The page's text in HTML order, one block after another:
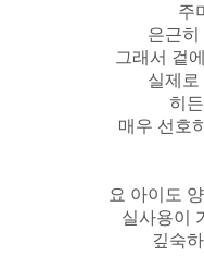
주
은근히
그래서 겉
실제로
히
매우 선호
요 아이도
실사용이
깊숙